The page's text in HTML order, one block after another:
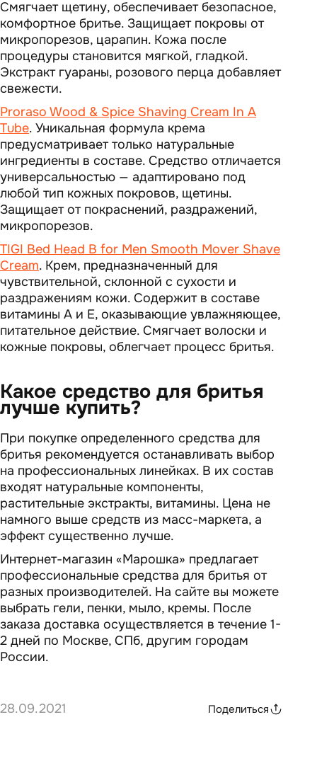
Смягчает щетину, обеспечивает безопасное,
комфортное бритье. Защищает покровы от
микропорезов, царапин. Кожа после
процедуры становится мягкой, гладкой.
Экстракт гуараны, розового перца добавляет
свежести.
Proraso Wood & Spice Shaving Cream In A
Tube. Уникальная формула крема
предусматривает только натуральные
ингредиенты в составе. Средство отличается
универсальностью — адаптировано под
любой тип кожных покровов, щетины.
Защищает от покраснений, раздражений,
микропорезов.
TIGI Bed Head B for Men Smooth Mover Shave
Cream. Крем, предназначенный для
чувствительной, склонной с сухости и
раздражениям кожи. Содержит в составе
витамины А и Е, оказывающие увлажняющее,
питательное действие. Смягчает волоски и
кожные покровы, облегчает процесс бритья.
Какое средство для бритья
лучше купить?
При покупке определенного средства для
бритья рекомендуется останавливать выбор
на профессиональных линейках. В их состав
входят натуральные компоненты,
растительные экстракты, витамины. Цена не
намного выше средств из масс-маркета, а
эффект существенно лучше.
Интернет-магазин «Марошка» предлагает
профессиональные средства для бритья от
разных производителей. На сайте вы можете
выбрать гели, пенки, мыло, кремы. После
заказа доставка осуществляется в течение 1-
2 дней по Москве, СПб, другим городам
России.
28.09.2021 Поделиться